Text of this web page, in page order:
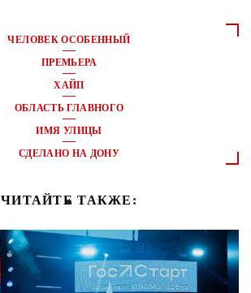
ЧЕЛОВЕК ОСОБЕННЫЙ
ПРЕМЬЕРА
ХАЙП
ОБЛАСТЬ ГЛАВНОГО
ИМЯ УЛИЦЫ
СДЕЛАНО НА ДОНУ
ЧИТАЙТЕ ТАКЖЕ: